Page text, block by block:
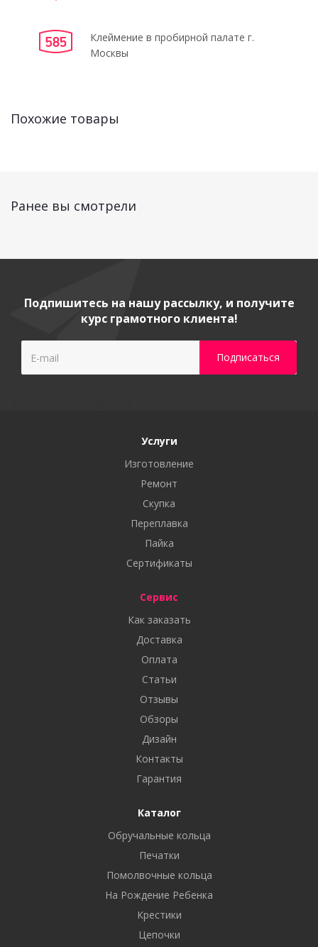
Клеймение в пробирной палате г.
Москвы
Похожие товары
Ранее вы смотрели
Подпишитесь на нашу рассылку, и получите
курс грамотного клиента!
Услуги
Изготовление
Ремонт
Скупка
Переплавка
Пайка
Сертификаты
Сервис
Как заказать
Доставка
Оплата
Статьи
Отзывы
Обзоры
Дизайн
Контакты
Гарантия
Каталог
Обручальные кольца
Печатки
Помолвочные кольца
На Рождение Ребенка
Крестики
Цепочки